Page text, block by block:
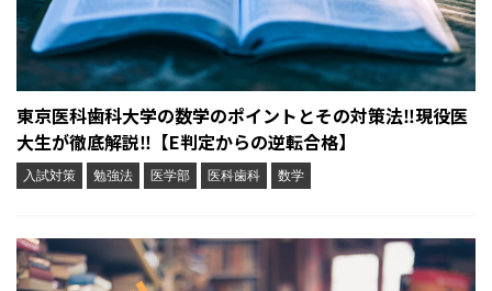
東京医科歯科大学の数学のポイントとその対策法‼︎現役医
大生が徹底解説‼︎【E判定からの逆転合格】
入試対策 勉強法 医学部 医科歯科 数学